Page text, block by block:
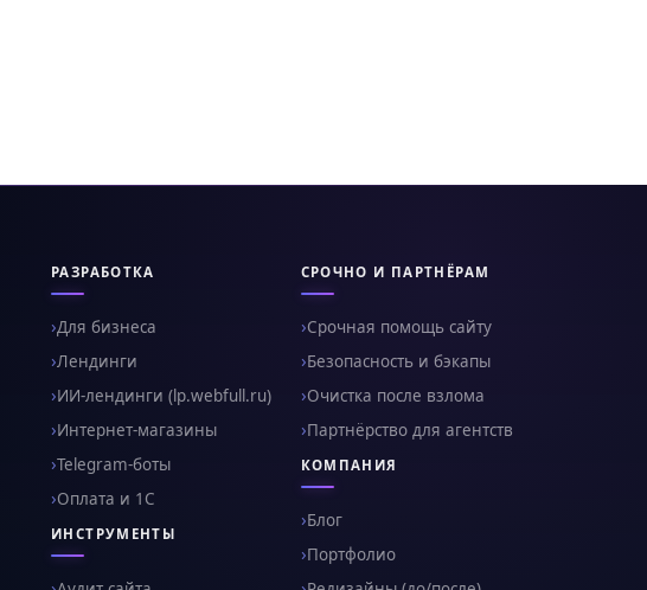
РАЗРАБОТКА
Для бизнеса
Лендинги
ИИ-лендинги (lp.webfull.ru)
Интернет-магазины
Telegram-боты
Оплата и 1С
ИНСТРУМЕНТЫ
СРОЧНО И ПАРТНЁРАМ
Срочная помощь сайту
Безопасность и бэкапы
Очистка после взлома
Партнёрство для агентств
КОМПАНИЯ
Блог
Портфолио